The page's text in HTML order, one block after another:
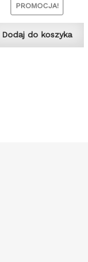
PROMOCJA!
Dodaj do koszyka